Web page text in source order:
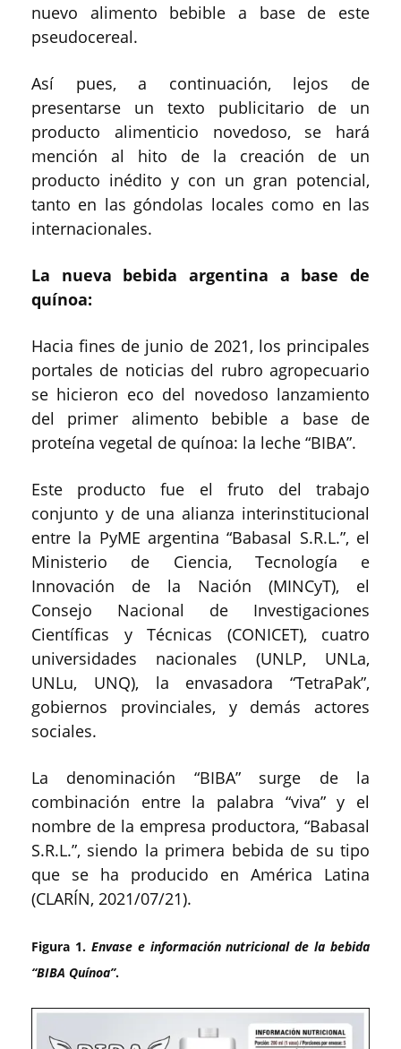
nuevo alimento bebible a base de este
pseudocereal.
Así pues, a continuación, lejos de
presentarse un texto publicitario de un
producto alimenticio novedoso, se hará
mención al hito de la creación de un
producto inédito y con un gran potencial,
tanto en las góndolas locales como en las
internacionales.
La nueva bebida argentina a base de
quínoa:
Hacia fines de junio de 2021, los principales
portales de noticias del rubro agropecuario
se hicieron eco del novedoso lanzamiento
del primer alimento bebible a base de
proteína vegetal de quínoa: la leche “BIBA”.
Este producto fue el fruto del trabajo
conjunto y de una alianza interinstitucional
entre la PyME argentina “Babasal S.R.L.”, el
Ministerio de Ciencia, Tecnología e
Innovación de la Nación (MINCyT), el
Consejo Nacional de Investigaciones
Científicas y Técnicas (CONICET), cuatro
universidades nacionales (UNLP, UNLa,
UNLu, UNQ), la envasadora “TetraPak”,
gobiernos provinciales, y demás actores
sociales.
La denominación “BIBA” surge de la
combinación entre la palabra “viva” y el
nombre de la empresa productora, “Babasal
S.R.L.”, siendo la primera bebida de su tipo
que se ha producido en América Latina
(CLARÍN, 2021/07/21).
Figura 1. Envase e información nutricional de la bebida
“BIBA Quínoa”.